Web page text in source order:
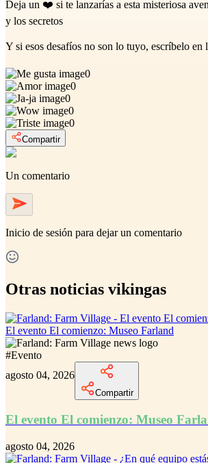
Deja un ❤️ si te lanzarías a esta misteriosa
y los secretos
Y si esos desafíos no son lo tuyo, escríbelo en
0
0
0
0
0
Compartir
Un comentario
Inicio de sesión para dejar un comentario
Otras noticias vikingas
El evento El comienzo: Museo Farland
#Evento
agosto 04, 2026
Compartir
El evento El comienzo: Museo
agosto 04, 2026